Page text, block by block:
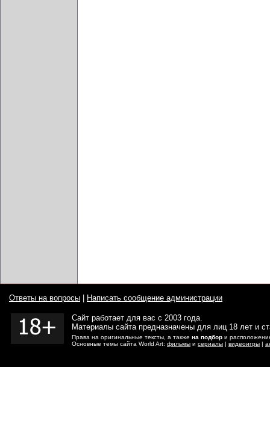
Ответы на вопросы Написать сообщение администрации
Сайт работает для вас с 2003 года.
Материалы сайта предназначены для лиц 18 лет и
Права на оригинальные тексты, а также на подбор и
Основные темы сайта World Art: фильмы и сериалы | видеоигры |